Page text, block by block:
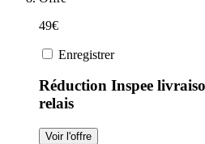
49€
Enregistrer
Réduction Inspee
relais
Voir l'offre